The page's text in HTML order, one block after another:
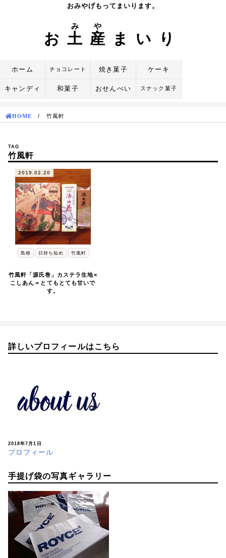
おみやげもってまいります。
お 土
み
産
や
まいり
ホーム チョコレート 焼き菓子 ケーキ
キャンディ 和菓子 おせんべい スナック菓子
HOME / 竹風軒
TAG
竹風軒
2019.02.20
島根 日持ち短め 竹風軒
竹風軒「源氏巻」カステラ生地×
こしあん＝とてもとても甘いで
す。
詳しいプロフィールはこちら
2018年7月1日
プロフィール
手提げ袋の写真ギャラリー